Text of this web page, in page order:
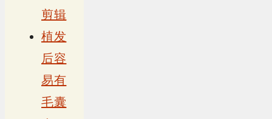
剪辑
植发
后容
易有
毛囊